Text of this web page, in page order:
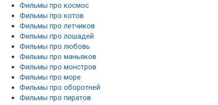
Фильмы про космос
Фильмы про котов
Фильмы про летчиков
Фильмы про лошадей
Фильмы про любовь
Фильмы про маньяков
Фильмы про монстров
Фильмы про море
Фильмы про оборотней
Фильмы про пиратов